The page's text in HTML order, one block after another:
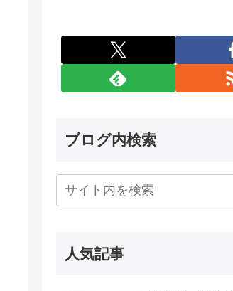
ブログ内検索
人気記事